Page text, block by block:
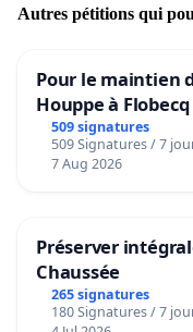
Autres pétitions qui
Pour le maintien
Houppe à Flobecq
509 signatures
509 Signatures / 7
7 Aug 2026
Préserver
Chaussée
265 signatures
180 Signatures / 7